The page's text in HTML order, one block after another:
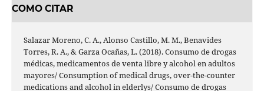
COMO CITAR
Salazar Moreno, C. A., Alonso Castillo, M. M., Benavides
Torres, R. A., & Garza Ocañas, L. (2018). Consumo de drogas
médicas, medicamentos de venta libre y alcohol en adultos
mayores/ Consumption of medical drugs, over-the-counter
medications and alcohol in elderlys/ Consumo de drogas